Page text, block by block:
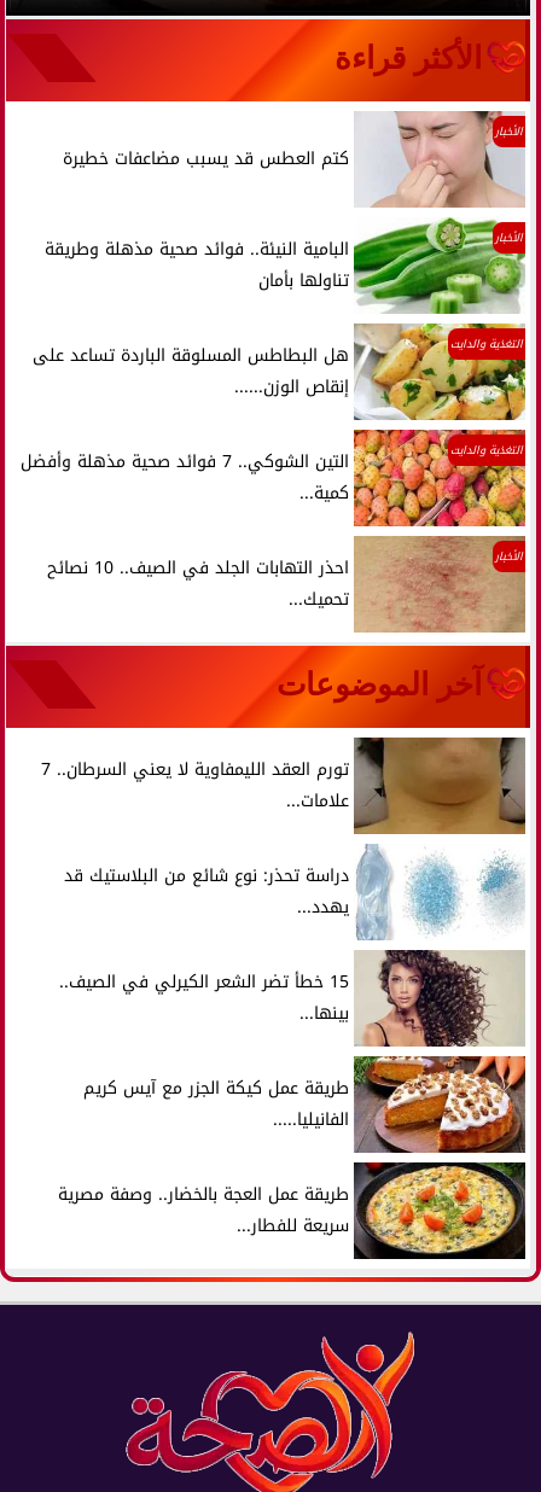
الأكثر قراءة
الأخبار
كتم العطس قد يسبب مضاعفات خطيرة
الأخبار
البامية النيئة.. فوائد صحية مذهلة وطريقة
تناولها بأمان
التغذية والدايت
هل البطاطس المسلوقة الباردة تساعد على
إنقاص الوزن......
التغذية والدايت
التين الشوكي.. 7 فوائد صحية مذهلة وأفضل
كمية...
الأخبار
احذر التهابات الجلد في الصيف.. 10 نصائح
تحميك...
آخر الموضوعات
تورم العقد الليمفاوية لا يعني السرطان.. 7
علامات...
دراسة تحذر: نوع شائع من البلاستيك قد
يهدد...
15 خطأ تضر الشعر الكيرلي في الصيف..
بينها...
طريقة عمل كيكة الجزر مع آيس كريم
الفانيليا.....
طريقة عمل العجة بالخضار.. وصفة مصرية
سريعة للفطار...